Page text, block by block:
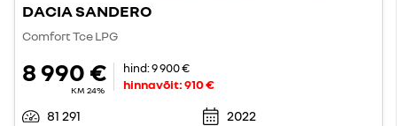
DACIA SANDERO
Comfort Tce LPG
8 990 €
KM 24%
hind:9 900 €
hinnavõit:910 €
81 291
2022